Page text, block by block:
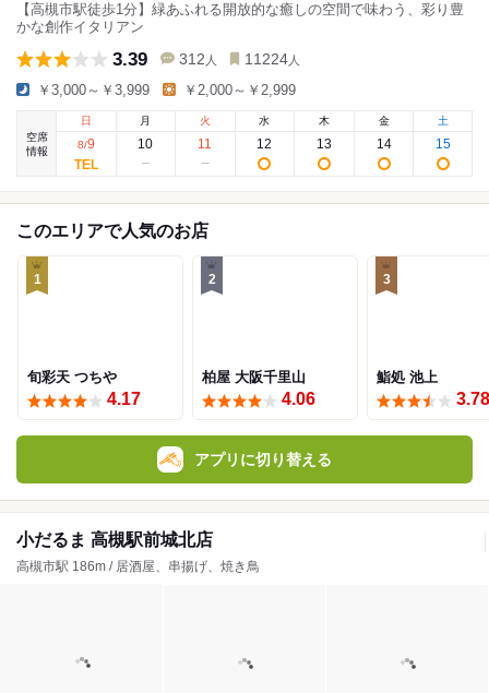
【高槻市駅徒歩1分】緑あふれる開放的な癒しの空間で味わう、彩り豊
かな創作イタリアン
3.39 312 人 11224 人
￥3,000～￥3,999 ￥2,000～￥2,999
空席
情報
日
8/9
月
10
火
11
水
12
木
13
金
14
土
15
このエリアで人気のお店
1
旬彩天 つちや
4.17
2
柏屋 大阪千里山
4.06
3
鮨処 池上
3.78
アプリに切り替える
小だるま 高槻駅前城北店
高槻市駅 186m / 居酒屋、串揚げ、焼き鳥